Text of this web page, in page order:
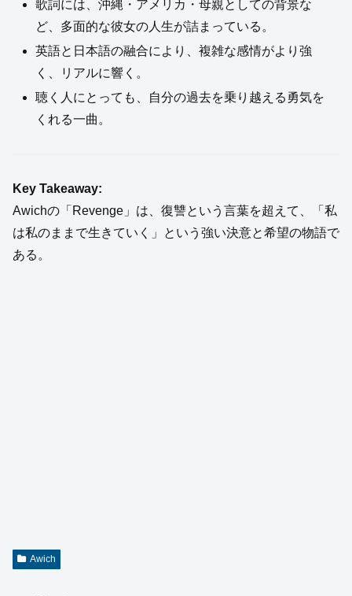
歌詞には、沖縄・アメリカ・母親としての背景な
ど、多面的な彼女の人生が詰まっている。
英語と日本語の融合により、複雑な感情がより強
く、リアルに響く。
聴く人にとっても、自分の過去を乗り越える勇気を
くれる一曲。
Key Takeaway:
Awichの「Revenge」は、復讐という言葉を超えて、「私
は私のままで生きていく」という強い決意と希望の物語で
ある。
Awich